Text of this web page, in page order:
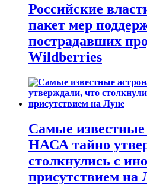
Российские
пакет мер
пострадавших
Wildberries
Самые известные
НАСА тайно
столкнулись с
присутствием на